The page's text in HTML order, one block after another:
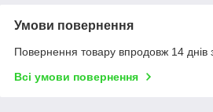
Умови повернення
Повернення товару впродовж 14 днів
Всі умови повернення